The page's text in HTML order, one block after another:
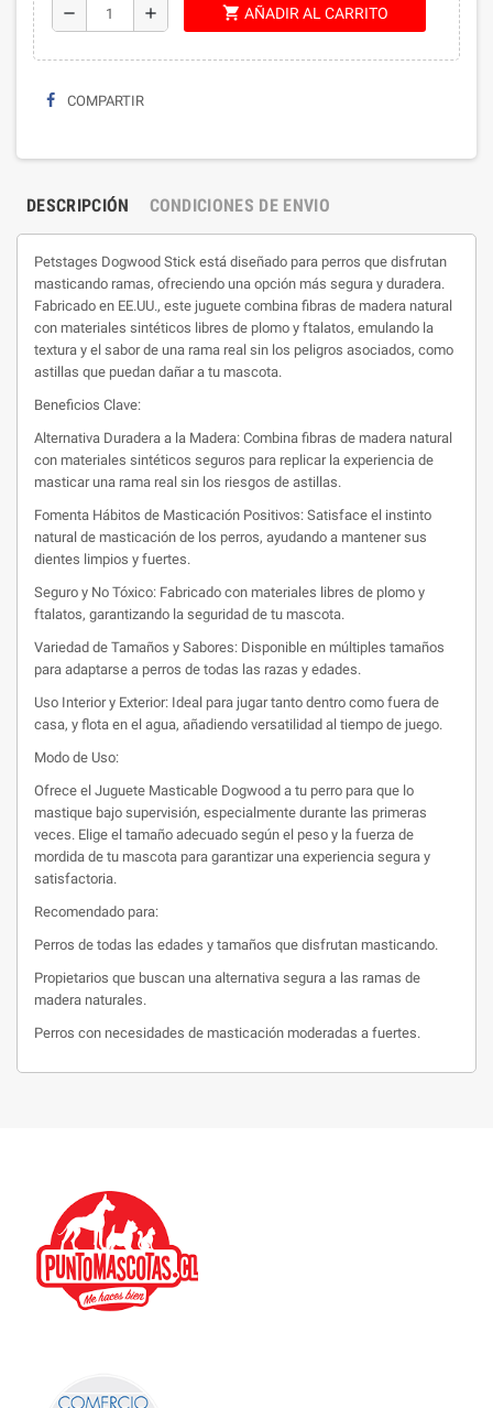
remove add shopping_cart AÑADIR AL CARRITO
COMPARTIR
DESCRIPCIÓN CONDICIONES DE ENVIO
Petstages Dogwood Stick está diseñado para perros que disfrutan
masticando ramas, ofreciendo una opción más segura y duradera.
Fabricado en EE.UU., este juguete combina fibras de madera natural
con materiales sintéticos libres de plomo y ftalatos, emulando la
textura y el sabor de una rama real sin los peligros asociados, como
astillas que puedan dañar a tu mascota.
Beneficios Clave:
Alternativa Duradera a la Madera: Combina fibras de madera natural
con materiales sintéticos seguros para replicar la experiencia de
masticar una rama real sin los riesgos de astillas.
Fomenta Hábitos de Masticación Positivos: Satisface el instinto
natural de masticación de los perros, ayudando a mantener sus
dientes limpios y fuertes.
Seguro y No Tóxico: Fabricado con materiales libres de plomo y
ftalatos, garantizando la seguridad de tu mascota.
Variedad de Tamaños y Sabores: Disponible en múltiples tamaños
para adaptarse a perros de todas las razas y edades.
Uso Interior y Exterior: Ideal para jugar tanto dentro como fuera de
casa, y flota en el agua, añadiendo versatilidad al tiempo de juego.
Modo de Uso:
Ofrece el Juguete Masticable Dogwood a tu perro para que lo
mastique bajo supervisión, especialmente durante las primeras
veces. Elige el tamaño adecuado según el peso y la fuerza de
mordida de tu mascota para garantizar una experiencia segura y
satisfactoria.
Recomendado para:
Perros de todas las edades y tamaños que disfrutan masticando.
Propietarios que buscan una alternativa segura a las ramas de
madera naturales.
Perros con necesidades de masticación moderadas a fuertes.